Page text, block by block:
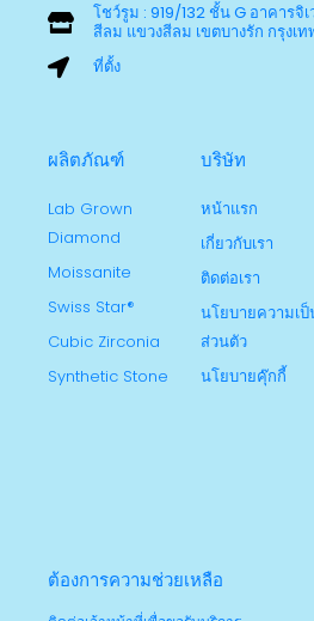
โชว์รูม : 919/132 ชั้น G อาคารจิ
สีลม แขวงสีลม เขตบางรัก กรุงเ
ที่ตั้ง
ผลิตภัณฑ์
Lab Grown
Diamond
Moissanite
Swiss Star®
Cubic Zirconia
Synthetic Stone
บริษัท
หน้าแรก
เกี่ยวกับเรา
ติดต่อเรา
นโยบายความเ
ส่วนตัว
นโยบายคุ๊กกี้
ต้องการความช่วยเหลือ